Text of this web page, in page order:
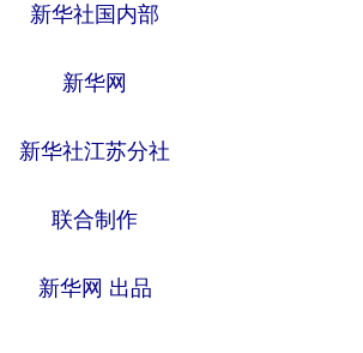
新华社国内部
新华网
新华社江苏分社
联合制作
新华网 出品